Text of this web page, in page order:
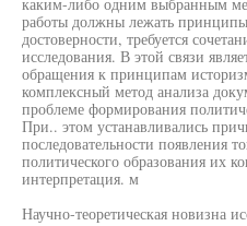
работы должны лежать
достоверности, требуется
исследования. В этой связи
обращения к принципам
комплексный метод анализа
проблеме формирования
При.. этом устанавливались
последовательности появления
политического образования их
интерпретация. м
Научно-теоретическая новизна